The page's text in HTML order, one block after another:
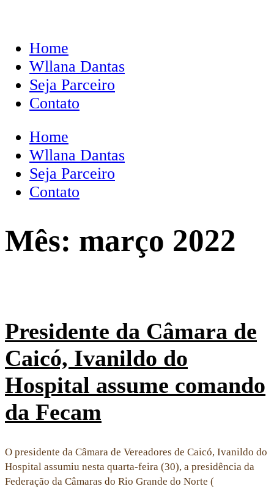
Home
Wllana Dantas
Seja Parceiro
Contato
Home
Wllana Dantas
Seja Parceiro
Contato
Mês: março 2022
Presidente da Câmara de
Caicó, Ivanildo do
Hospital assume comando
da Fecam
O presidente da Câmara de Vereadores de Caicó, Ivanildo do
Hospital assumiu nesta quarta-feira (30), a presidência da
Federação da Câmaras do Rio Grande do Norte (